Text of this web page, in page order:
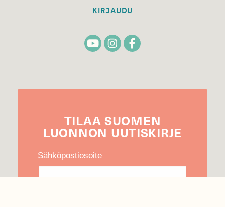
KIRJAUDU
TILAA SUOMEN
LUONNON UUTIS­KIRJE
Sähköpostiosoite